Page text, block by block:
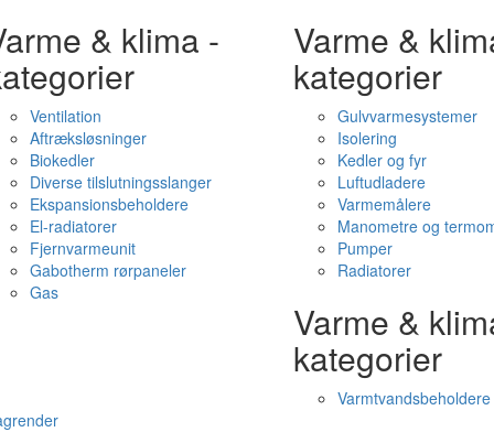
& klima -
Ventilation
Aftræksløsninger
Biokedler
Diverse tilslutningsslanger
Ekspansionsbeholdere
El-radiatorer
Fjernvarmeunit
Gabotherm rørpaneler
Gas
Varme &
kategorier
Gulvvarmesystemer
Isolering
Kedler og fyr
Luftudladere
Varmemålere
Manometre og
Pumper
Radiatorer
Varme &
kategorier
Varmtvandsbeholdere